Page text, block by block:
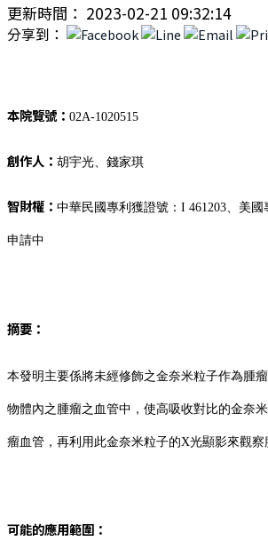
更新時間： 2023-02-21 09:32:14
分享到：
本院覽號： 02A-1020515
創作人： 胡宇光、錢家琪
智財權： 中華民國專利獲證號：I 461203、美國
申請中
摘要：
本發明主要係將未經修飾之金奈米粒子作為腫
物體內之腫瘤之血管中，使高吸收對比的金奈
瘤血管，再利用此金奈米粒子的X光顯影來觀察
可能的應用範圍：